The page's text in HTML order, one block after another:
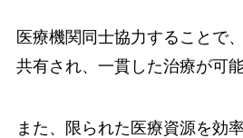
医療機関同士協力することで
共有され、一貫した治療が可
また、限られた医療資源を効